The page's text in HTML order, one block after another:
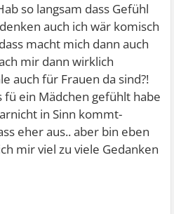
so langsam dass Gefühl
auch ich wär komisch
macht mich dann auch
mir dann wirklich
auch für Frauen da sind?!
fü ein Mädchen gefühlt habe
in Sinn kommt-
eher aus.. aber bin eben
mir viel zu viele Gedanken